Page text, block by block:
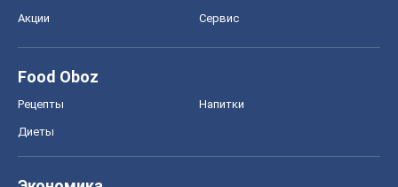
Акции Сервис
Food Oboz
Рецепты Напитки
Диеты